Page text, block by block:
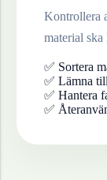
Kontrollera
material ska
✅ Sortera
✅ Lämna
✅ Hantera
✅